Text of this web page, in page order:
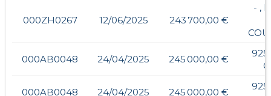
000ZH0267 12/06/2025 243 700,00 €
- ,
000AB0048 24/04/2025 245 000,00 €
000AB0048 24/04/2025 245 000,00 €